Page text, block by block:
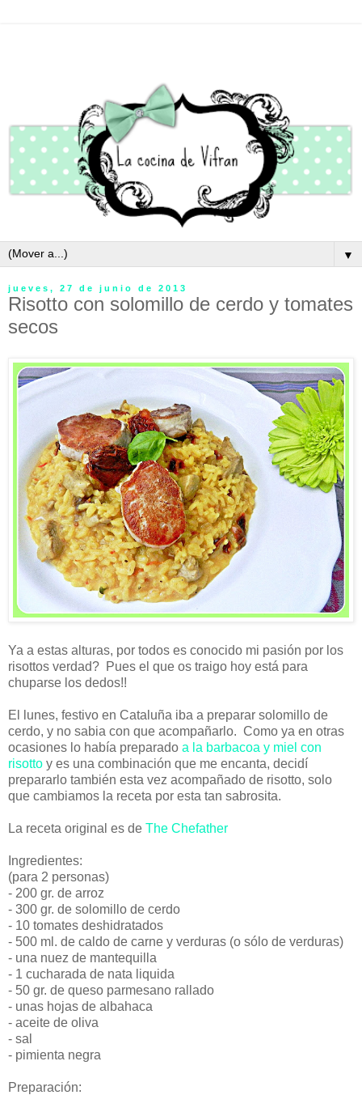
▼
jueves, 27 de junio de 2013
Risotto con solomillo de cerdo y tomates
secos
Ya a estas alturas, por todos es conocido mi pasión por los
risottos verdad? Pues el que os traigo hoy está para
chuparse los dedos!!
El lunes, festivo en Cataluña iba a preparar solomillo de
cerdo, y no sabia con que acompañarlo. Como ya en otras
ocasiones lo había preparado a la barbacoa y miel con
risotto y es una combinación que me encanta, decidí
prepararlo también esta vez acompañado de risotto, solo
que cambiamos la receta por esta tan sabrosita.
La receta original es de The Chefather
Ingredientes:
(para 2 personas)
- 200 gr. de arroz
- 300 gr. de solomillo de cerdo
- 10 tomates deshidratados
- 500 ml. de caldo de carne y verduras (o sólo de verduras)
- una nuez de mantequilla
- 1 cucharada de nata liquida
- 50 gr. de queso parmesano rallado
- unas hojas de albahaca
- aceite de oliva
- sal
- pimienta negra
Preparación: